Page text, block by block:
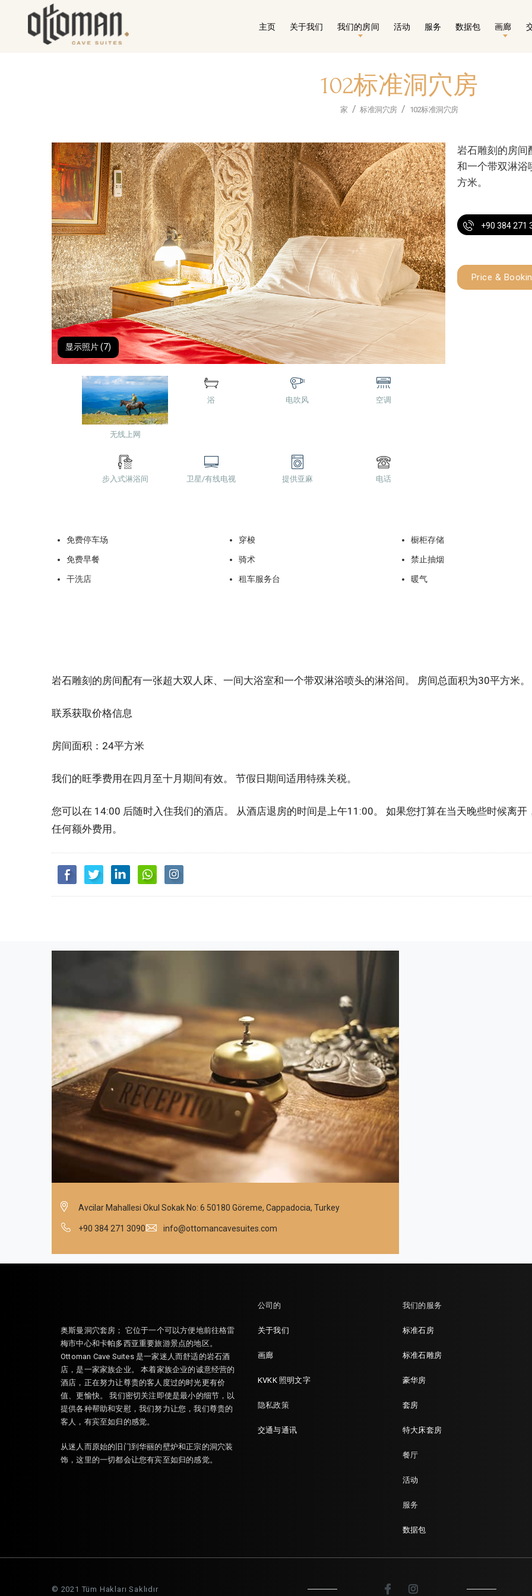
主页 关于我们 我们的房间 活动 服务 数据包 画廊
102标准洞穴房
家 标准洞穴房 102标准洞穴房
显示照片 (7)
无线上网
浴 电吹风 空调
步入式淋浴间 卫星/有线电视 提供亚麻 电话
岩石雕刻的房间
和一个带双淋浴
方米。
+90 384 271
Price &
免费停车场
免费早餐
干洗店
穿梭
骑术
租车服务台
橱柜存储
禁止抽烟
暖气
岩石雕刻的房间配有一张超大双人床、一间大浴室和一个带双淋浴喷头的淋浴间。 房间总面积为30平方米。
联系获取价格信息
房间面积：24平方米
我们的旺季费用在四月至十月期间有效。 节假日期间适用特殊关税。
您可以在 14:00 后随时入住我们的酒店。 从酒店退房的时间是上午11:00。 如果您打算在当天晚些时候离
任何额外费用。
Avcilar Mahallesi Okul Sokak No: 6 50180 Göreme, Cappadocia, Turkey
+90 384 271 3090 info@ottomancavesuites.com
奥斯曼洞穴套房； 它位于一个可以方便地前往格雷
梅市中心和卡帕多西亚重要旅游景点的地区。
Ottoman Cave Suites 是一家迷人而舒适的岩石酒
店，是一家家族企业。 本着家族企业的诚意经营的
酒店，正在努力让尊贵的客人度过的时光更有价
值、更愉快。 我们密切关注即使是最小的细节，以
提供各种帮助和安慰，我们努力让您，我们尊贵的
客人，有宾至如归的感觉。
从迷人而原始的旧门到华丽的壁炉和正宗的洞穴装
饰，这里的一切都会让您有宾至如归的感觉。
公司的
关于我们
画廊
KVKK 照明文字
隐私政策
交通与通讯
我们的服务
标准石房
标准石雕房
豪华房
套房
特大床套房
餐厅
活动
服务
数据包
© 2021 Tüm Hakları Saklıdır